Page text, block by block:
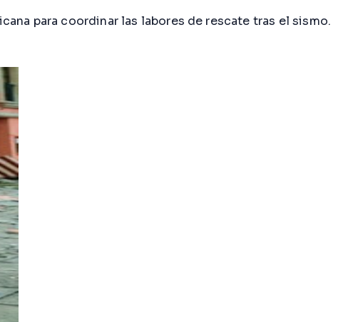
para coordinar las labores de rescate tras el sismo.